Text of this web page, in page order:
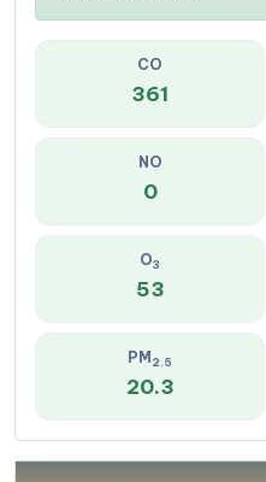
CO
361
NO
0
O3
53
PM 2.5
20.3